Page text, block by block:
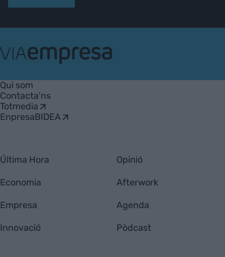
Empresa
Qui som
Contacta'ns
Totmedia
EnpresaBIDEA
Última Hora
Economia
Empresa
Innovació
Opinió
Afterwork
Agenda
Pòdcast